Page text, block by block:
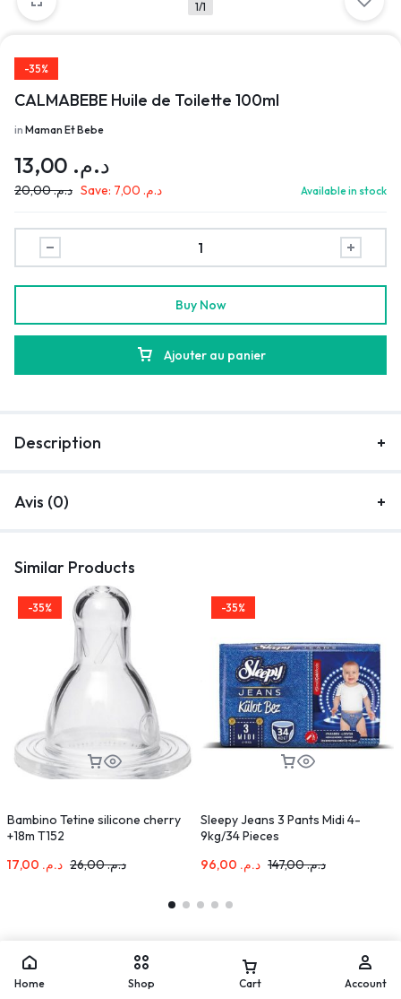
1/1
-35%
CALMABEBE Huile de Toilette 100ml
in Maman Et Bebe
د.م.
د.م.20,00 Save: د.م. Available in stock
Ajouter au panier
Buy Now
Description
Avis (0)
Similar Products
-35%
Bambino Tetine silicone cherry
+18m T152
د.م.
د.م.26,00
-35%
Sleepy Jeans 3 Pants Midi 4-
9kg/34 Pieces
د.م.
د.م.147,00
Home Shop Cart Account